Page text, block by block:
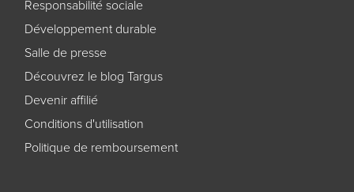
Responsabilité sociale
Développement durable
Salle de presse
Découvrez le blog Targus
Devenir affilié
Conditions d'utilisation
Politique de remboursement